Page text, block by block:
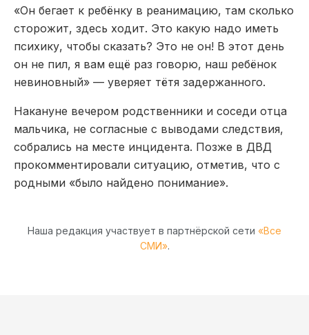
«Он бегает к ребёнку в реанимацию, там сколько
сторожит, здесь ходит. Это какую надо иметь
психику, чтобы сказать? Это не он! В этот день
он не пил, я вам ещё раз говорю, наш ребёнок
невиновный» — уверяет тётя задержанного.
Накануне вечером родственники и соседи отца
мальчика, не согласные с выводами следствия,
собрались на месте инцидента. Позже в ДВД
прокомментировали ситуацию, отметив, что с
родными «было найдено понимание».
Наша редакция участвует в партнёрской сети «Все
СМИ».